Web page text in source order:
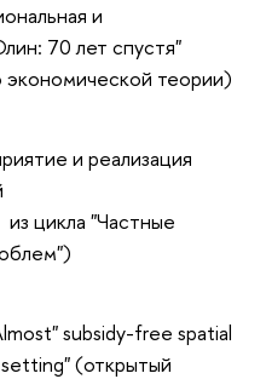
и
70 лет спустя"
теории)
и реализация
цикла "Частные
subsidy-free spatial
(открытый